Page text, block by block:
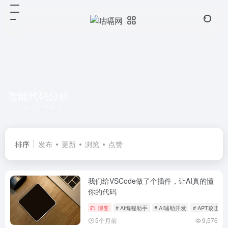
排序 发布 更新 浏览 点赞
我们给VSCode做了个插件，让AI真的懂
你的代码
博客 # AI编程助手 # AI辅助开发 # APT攻击
5个月前 9,576